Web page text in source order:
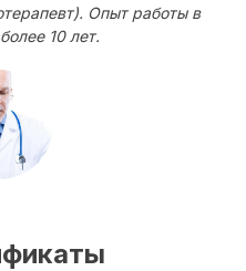
Опыт работы в
10 лет.